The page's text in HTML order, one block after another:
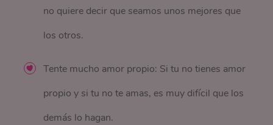
no quiere decir que seamos unos mejores que
los otros.
Tente mucho amor propio: Si tu no tienes amor
propio y si tu no te amas, es muy difícil que los
demás lo hagan.